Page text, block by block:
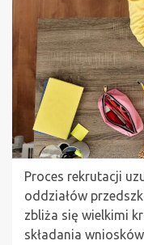
Proces rekrutacji
oddziałów
zbliża się wielkimi
składania